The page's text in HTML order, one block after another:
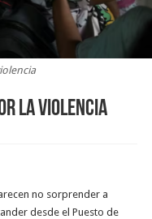
la violencia
no sorprender a
desde el Puesto de